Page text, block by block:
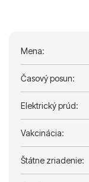
Mena:
Časový posun:
Elektrický prúd:
Vakcinácia:
Štátne zriadenie: